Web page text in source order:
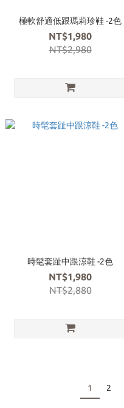
極軟舒適低跟瑪莉珍鞋 -2色
NT$1,980
NT$2,980
時髦套趾中跟涼鞋 -2色
NT$1,980
NT$2,880
1 2